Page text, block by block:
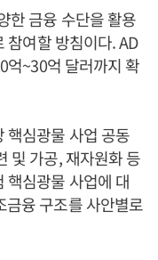
한 금융 수단을 활용
참여할 방침이다. AD
억~30억 달러까지 확
심광물 사업 공동
및 가공, 재자원화 등
심광물 사업에 대
금융 구조를 사안별로